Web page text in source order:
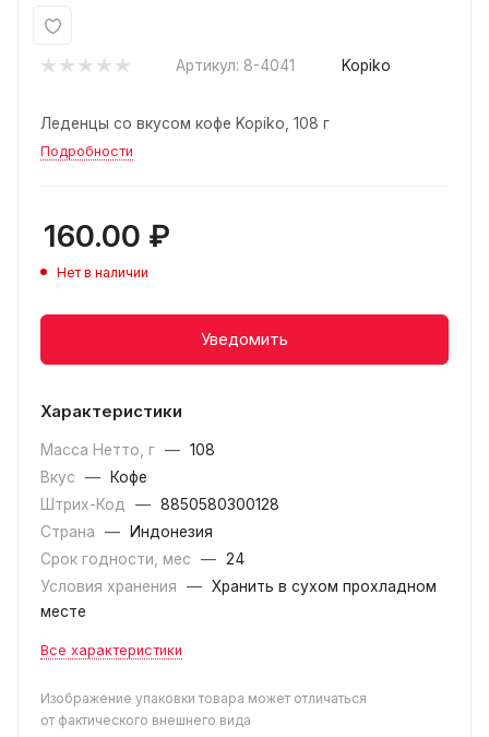
Артикул: 8-4041 Kopiko
Леденцы со вкусом кофе Kopiko, 108 г
Подробности
160.00 ₽
Нет в наличии
Уведомить
Характеристики
Масса Нетто, г — 108
Вкус
—
Кофе
Штрих-Код
— 8850580300128
Страна
—
Индонезия
Срок годности, мес
— 24
Условия хранения
— Хранить в сухом прохладном
месте
Все характеристики
Изображение упаковки товара может отличаться
от фактического внешнего вида